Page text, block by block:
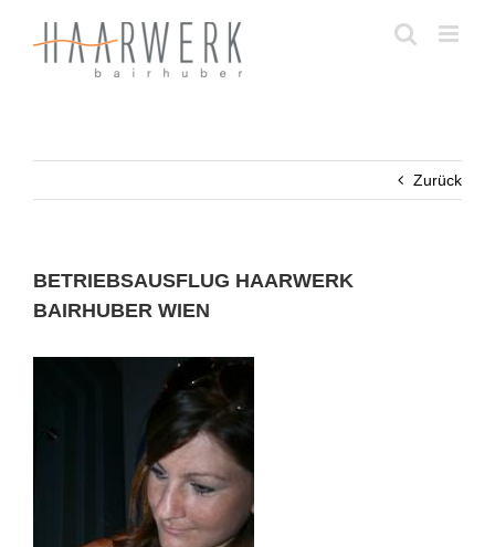
Zurück
BETRIEBSAUSFLUG HAARWERK
BAIRHUBER WIEN